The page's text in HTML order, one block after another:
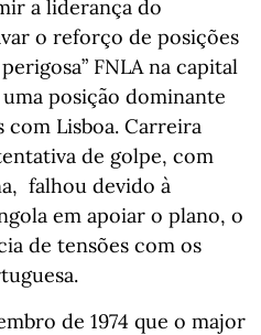
a liderança do
o reforço de posições
FNLA na capital
posição dominante
com Lisboa. Carreira
de golpe, com
falhou devido à
em apoiar o plano, o
de tensões com os
de 1974 que o major